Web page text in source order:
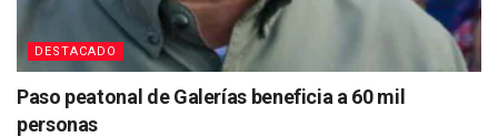
DESTACADO
Paso peatonal de Galerías beneficia a 60 mil
personas